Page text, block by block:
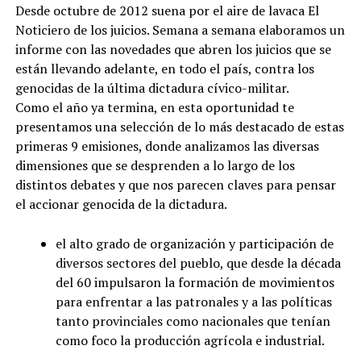
Desde octubre de 2012 suena por el aire de lavaca El
Noticiero de los juicios. Semana a semana elaboramos un
informe con las novedades que abren los juicios que se
están llevando adelante, en todo el país, contra los
genocidas de la última dictadura cívico-militar.
Como el año ya termina, en esta oportunidad te
presentamos una selección de lo más destacado de estas
primeras 9 emisiones, donde analizamos las diversas
dimensiones que se desprenden a lo largo de los
distintos debates y que nos parecen claves para pensar
el accionar genocida de la dictadura.
el alto grado de organización y participación de
diversos sectores del pueblo, que desde la década
del 60 impulsaron la formación de movimientos
para enfrentar a las patronales y a las políticas
tanto provinciales como nacionales que tenían
como foco la producción agrícola e industrial.